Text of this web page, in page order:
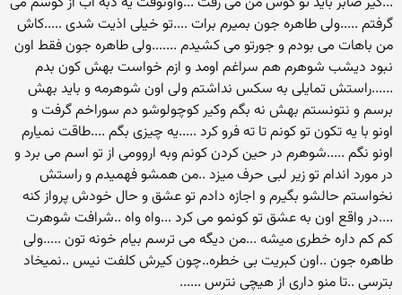
گرفتم .....ولی طاهره جون بمیرم برات ....تو خیلی اذیت شدی .....کاش
من باهات می بودم و جورتو می کشیدم .......ولی طاهره جون فقط اون
نبود دیشب شوهرم هم سراغم اومد و ازم خواست بهش کون بدم
......راستش تمایلی به سکس نداشتم ولی اون شوهرمه و باید بهش
برسم و نتونستم بهش نه بگم وکیر کوچولوشو دم سوراخم گرفت و
اونو با یه تکون تو کونم تا ته فرو کرد .....یه چیزی بگم ....طاقت نمیارم
اونو نگم .....شوهرم در حین کردن کونم وبه اروومی از تو اسم می برد و
در مورد اندام تو زیر لبی حرف میزد ..من همشو فهمیدم و راستش
نخواستم حالشو بگیرم و اجازه دادم تو عشق و حال خودش پرواز کنه
....در واقع اون به عشق تو کونمو می کرد ...واه واه ..شرافت شوهرت
کم کم داره خطری میشه ...من دیگه می ترسم بیام خونه تون .....ولی
طاهره جون ..اون کبریت بی خطره..چون کیرش کلفت نیس ..نمیخاد
بترسی ..تا منو داری از هیچی نترس ......